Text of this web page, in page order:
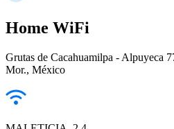
Home WiFi
Grutas de Cacahuamilpa - Alpuyeca
Mor., México